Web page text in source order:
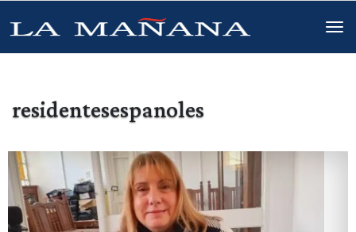
residentesespanoles